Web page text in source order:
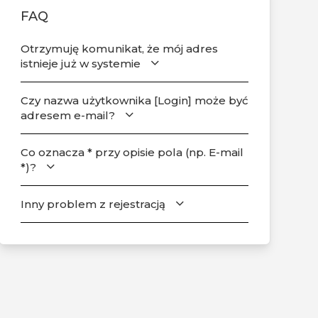
FAQ
Otrzymuję komunikat, że mój adres
istnieje już w systemie
Czy nazwa użytkownika [Login] może być
adresem e-mail?
Co oznacza * przy opisie pola (np. E-mail
*)?
Inny problem z rejestracją